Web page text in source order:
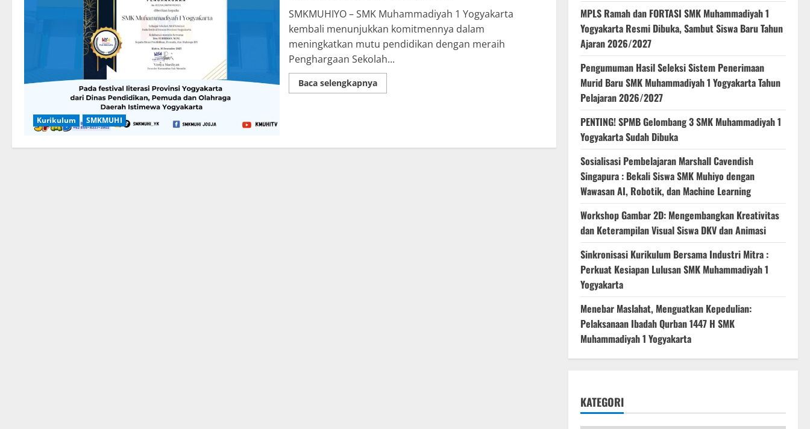
Kurikulum SMKMUHI
SMKMUHIYO – SMK Muhammadiyah 1 Yogyakarta
kembali menunjukkan komitmennya dalam
meningkatkan mutu pendidikan dengan meraih
Penghargaan Sekolah...
Baca selengkapnyaRead
more
Penghargaan
MPLS Ramah dan FORTASI SMK Muhammadiyah 1
Yogyakarta Resmi Dibuka, Sambut Siswa Baru Tahun
Ajaran 2026/2027
Pengumuman Hasil Seleksi Sistem Penerimaan
Murid Baru SMK Muhammadiyah 1 Yogyakarta Tahun
Pelajaran 2026/2027
PENTING! SPMB Gelombang 3 SMK Muhammadiyah 1
Yogyakarta Sudah Dibuka
Sosialisasi Pembelajaran Marshall Cavendish
Singapura : Bekali Siswa SMK Muhiyo dengan
Wawasan AI, Robotik, dan Machine Learning
Workshop Gambar 2D: Mengembangkan Kreativitas
dan Keterampilan Visual Siswa DKV dan Animasi
Sinkronisasi Kurikulum Bersama Industri Mitra :
Perkuat Kesiapan Lulusan SMK Muhammadiyah 1
Yogyakarta
Menebar Maslahat, Menguatkan Kepedulian:
Pelaksanaan Ibadah Qurban 1447 H SMK
Muhammadiyah 1 Yogyakarta
KATEGORI